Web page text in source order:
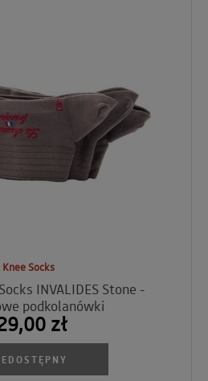
Knee Socks
INVALIDES Stone -
podkolanówki
zł